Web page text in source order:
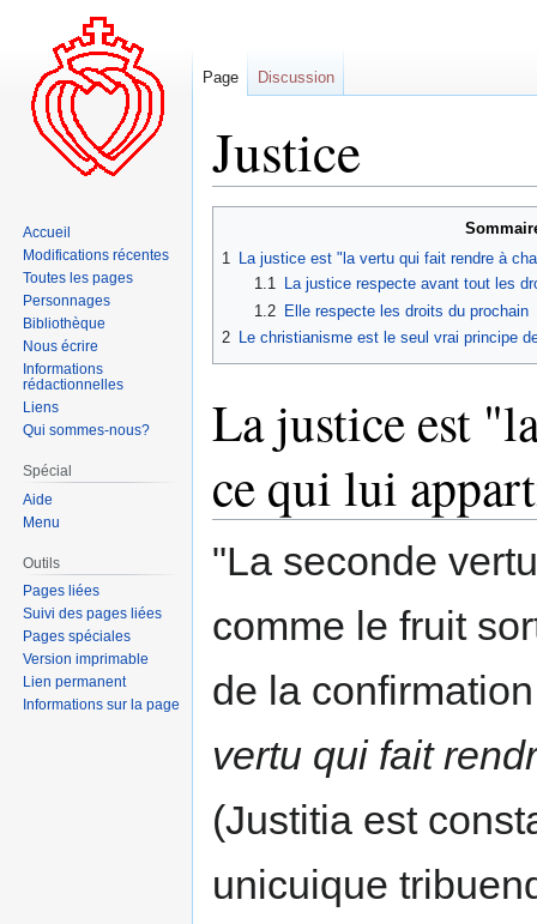
Justice
1 La justice est "la vertu qui fait rendre à
1.1
La justice respecte avant tout les
1.2
Elle respecte les droits du prochain
2 Le christianisme est le seul vrai principe
La justice est
ce qui lui
"La seconde
comme le fruit
de la
vertu qui fait
(Justitia est
unicuique
Page Discussion
Accueil
Modifications récentes
Toutes les pages
Personnages
Bibliothèque
Nous écrire
Informations
rédactionnelles
Liens
Qui sommes-nous?
Spécial
Aide
Menu
Outils
Pages liées
Suivi des pages liées
Pages spéciales
Version imprimable
Lien permanent
Informations sur la page